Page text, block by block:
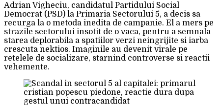
Adrian Vigheciu, candidatul Partidului Social
Democrat (PSD) la Primaria Sectorului 5, a decis sa
recurga la o metoda inedita de campanie. El a mers pe
strazile sectorului insotit de o vaca, pentru a semnala
starea deplorabila a spatiilor verzi neingrijite si iarba
crescuta nektios. Imaginile au devenit virale pe
retelele de socializare, starnind controverse si reactii
vehemente.